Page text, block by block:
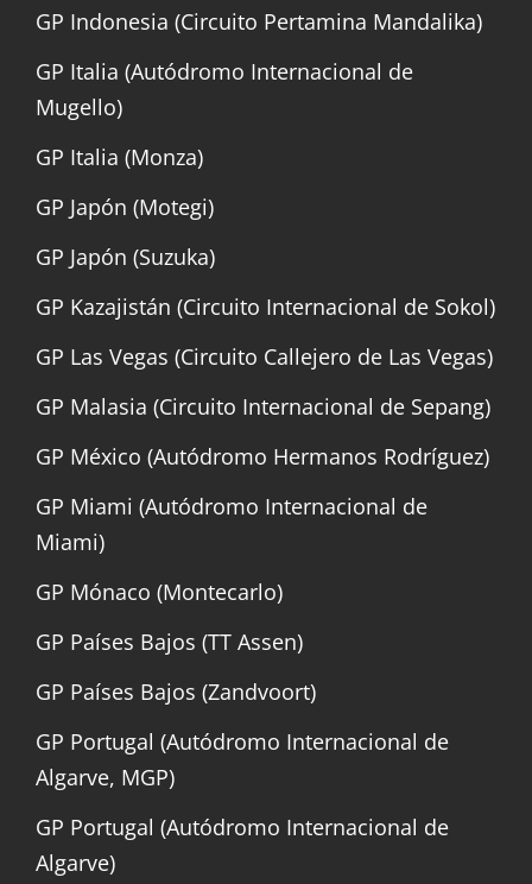
GP Indonesia (Circuito Pertamina Mandalika)
GP Italia (Autódromo Internacional de
Mugello)
GP Italia (Monza)
GP Japón (Motegi)
GP Japón (Suzuka)
GP Kazajistán (Circuito Internacional de Sokol)
GP Las Vegas (Circuito Callejero de Las Vegas)
GP Malasia (Circuito Internacional de Sepang)
GP México (Autódromo Hermanos Rodríguez)
GP Miami (Autódromo Internacional de
Miami)
GP Mónaco (Montecarlo)
GP Países Bajos (TT Assen)
GP Países Bajos (Zandvoort)
GP Portugal (Autódromo Internacional de
Algarve, MGP)
GP Portugal (Autódromo Internacional de
Algarve)